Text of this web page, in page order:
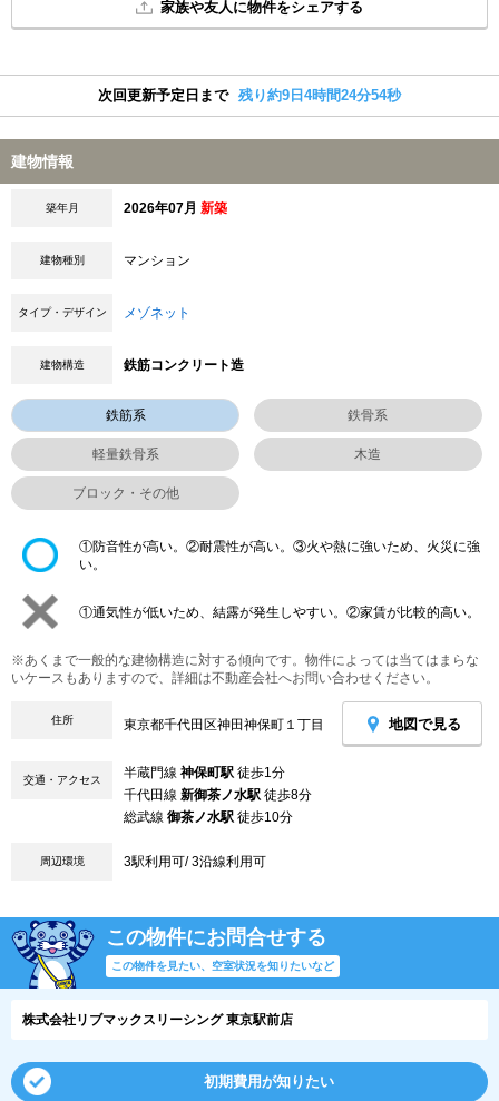
家族や友人に物件をシェアする
次回更新予定日まで 残り約9日4時間24分54秒
建物情報
築年月 2026年07月 新築
建物種別 マンション
タイプ・デザイン メゾネット
建物構造 鉄筋コンクリート造
鉄筋系 鉄骨系
軽量鉄骨系 木造
ブロック・その他
①防音性が高い。②耐震性が高い。③火や熱に強いため、火災に強
い。
①通気性が低いため、結露が発生しやすい。②家賃が比較的高い。
※あくまで一般的な建物構造に対する傾向です。物件によっては当てはまらな
いケースもありますので、詳細は不動産会社へお問い合わせください。
住所 東京都千代田区神田神保町１丁目 地図で見る
交通・アクセス 半蔵門線 神保町駅 徒歩1分
千代田線 新御茶ノ水駅 徒歩8分
総武線 御茶ノ水駅 徒歩10分
周辺環境 3駅利用可/ 3沿線利用可
この物件にお問合せする
この物件を見たい、空室状況を知りたいなど
株式会社リブマックスリーシング 東京駅前店
初期費用が知りたい